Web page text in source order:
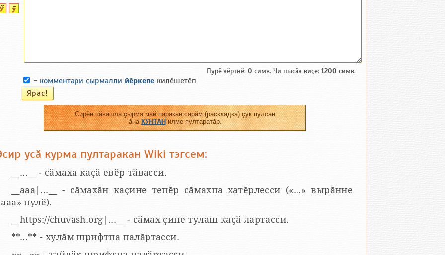
Пурӗ кӗртнӗ: 0 симв. Чи пысӑк виҫе: 1200 симв.
- комментари ҫырмалли йӗркепе килӗшетӗп
Сирӗн чӑвашла ҫырма май паракан сарӑм (раскладка) ҫук пулсан
ӑнаКУНТАНилме пултаратӑр.
усӑ курма пултаракан Wiki тэгсем:
__...__ - сӑмаха каҫӑ евӗр тӑвасси.
__aaa|...__ - сӑмахӑн каҫине тепӗр сӑмахпа хатӗрлесси («...» вырӑнне
пулӗ).
__https://chuvash.org|...__ - сӑмах ҫине тулаш каҫӑ лартасси.
**...** - хулӑм шрифтпа палӑртасси.